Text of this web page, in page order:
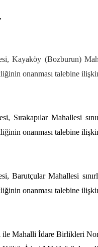
Kayaköy (Bozburun)
onanması talebine
Sırakapılar Mahallesi
onanması talebine
Barutçular Mahallesi
onanması talebine
Mahalli İdare Birlikleri